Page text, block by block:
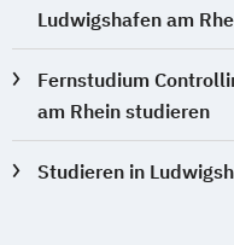
Ludwigshafen am
Fernstudium
am Rhein studieren
Studieren in